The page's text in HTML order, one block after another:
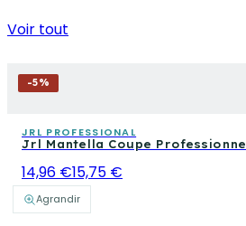
Agrandir
Voir tout
-5%
JRL PROFESSIONAL
Jrl Mantella Coupe
14,96 €15,75 €